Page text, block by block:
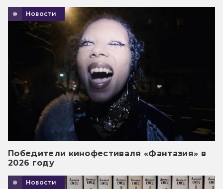
Новости
Победители кинофестиваля «Фантазия» в
2026 году
Новости